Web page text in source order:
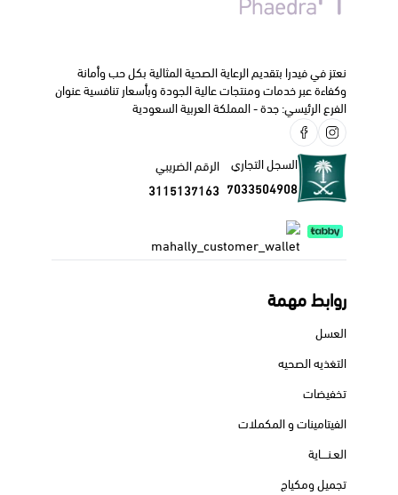
نعتز في فيدرا بتقديم الرعاية الصحية المثالية بكل حب وأمانة
وكفاءة عبر خدمات ومنتجات عالية الجودة وبأسعار تنافسية عنوان
الفرع الرئيسي: جدة - المملكة العربية السعودية
السجل التجاري
7033504908
الرقم الضريبي
3115137163
روابط مهمة
العسل
التغذيه الصحيه
تخفيضات
الفيتامينات و المكملات
العـنــــاية
تجميل ومكياج